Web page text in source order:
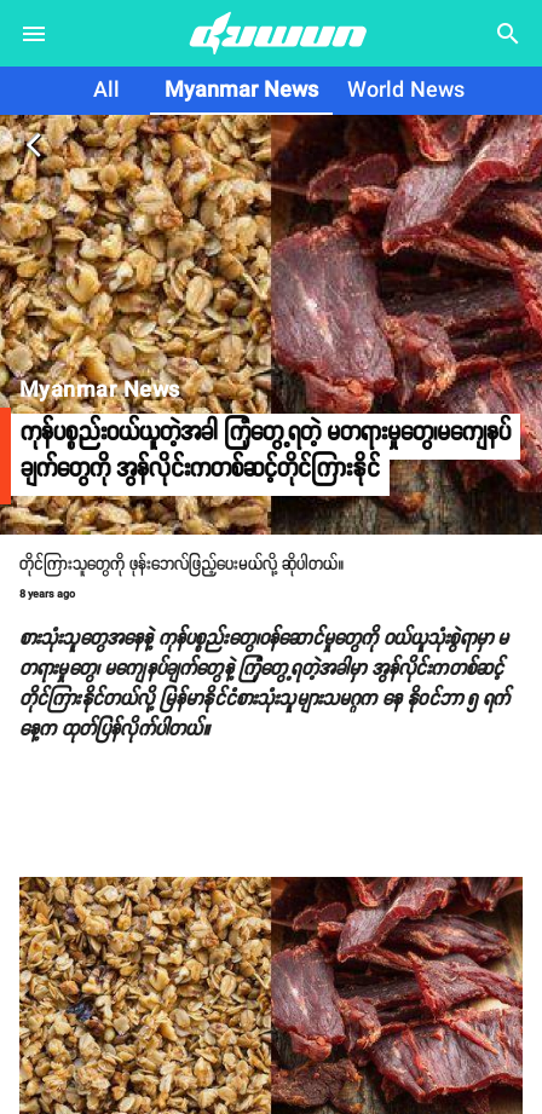
search
All Myanmar News World News
arrow_back_ios
Myanmar News
ကုန်ပစ္စည်းဝယ်ယူတဲ့အခါ ကြုံတွေ့ရတဲ့ မတရားမှုတွေ၊မကျေနပ်
ချက်တွေကို အွန်လိုင်းကတစ်ဆင့်တိုင်ကြားနိုင်
တိုင်ကြားသူတွေကို ဖုန်းဘေလ်ဖြည့်ပေးမယ်လို့ ဆိုပါတယ်။
8 years ago
စားသုံးသူတွေအနေနဲ့ ကုန်ပစ္စည်းတွေ၊ဝန်ဆောင်မှုတွေကို ဝယ်ယူသုံးစွဲရာမှာ မ
တရားမှုတွေ၊ မကျေနပ်ချက်တွေနဲ့ ကြုံတွေ့ရတဲ့အခါမှာ အွန်လိုင်းကတစ်ဆင့်
တိုင်ကြားနိုင်တယ်လို့ မြန်မာနိုင်ငံစားသုံးသူများသမဂ္ဂက နေ နိုဝင်ဘာ ၅ ရက်
နေ့က ထုတ်ပြန်လိုက်ပါတယ်။